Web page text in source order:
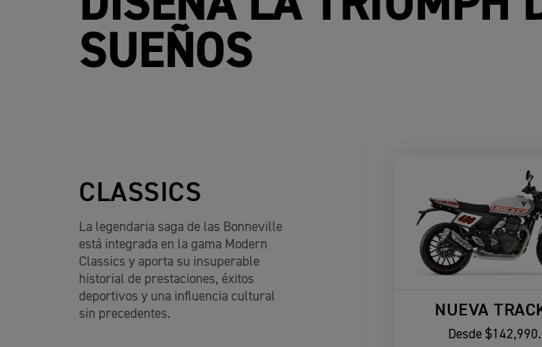
SUEÑOS
CLASSICS
La legendaria saga de las Bonneville
está integrada en la gama Modern
Classics y aporta su insuperable
historial de prestaciones, éxitos
deportivos y una influencia cultural
sin precedentes.
NUEVA
Desde